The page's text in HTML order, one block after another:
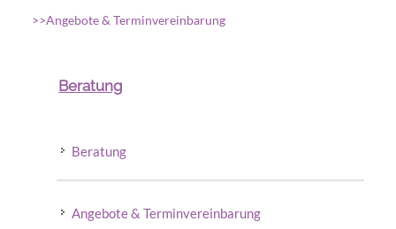
>>Angebote & Terminvereinbarung
Beratung
Beratung
Angebote & Terminvereinbarung